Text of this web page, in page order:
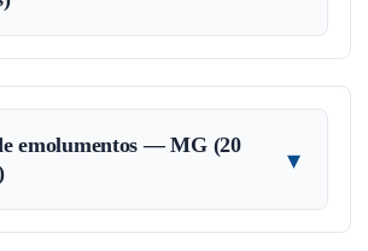
emolumentos — MG (20
▾